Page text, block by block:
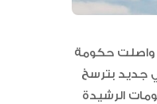
واصلت حكومة
جديد بترسخ
الرشيدة